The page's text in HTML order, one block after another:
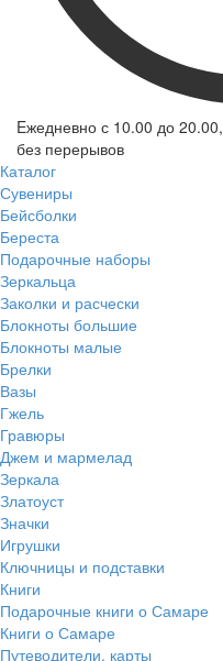
Eжедневно с 10.00 до 20.00,
без перерывов
Каталог
Сувениры
Бейсболки
Береста
Подарочные наборы
Зеркальца
Заколки и расчески
Блокноты большие
Блокноты малые
Брелки
Вазы
Гжель
Гравюры
Джем и мармелад
Зеркала
Златоуст
Значки
Игрушки
Ключницы и подставки
Книги
Подарочные книги о Самаре
Книги о Самаре
Путеводители, карты